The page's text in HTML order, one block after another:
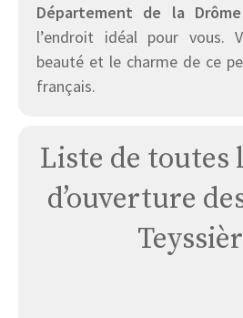
Département de la
l’endroit idéal pour vous.
beauté et le charme de ce
français.
Liste de toutes
d’ouverture